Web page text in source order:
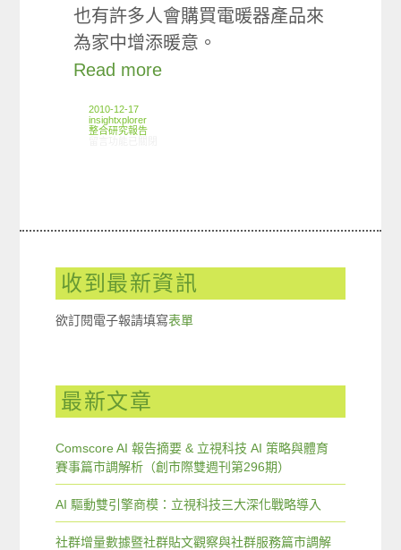
也有許多人會購買電暖器產品來
為家中增添暖意。
Read more
2010-12-17
insightxplorer
整合研究報告
收到最新資訊
欲訂閱電子報請填寫表單
最新文章
Comscore AI 報告摘要 & 立視科技 AI 策略與體育
賽事篇市調解析（創市際雙週刊第296期）
AI 驅動雙引擎商模：立視科技三大深化戰略導入
社群增量數據暨社群貼文觀察與社群服務篇市調解